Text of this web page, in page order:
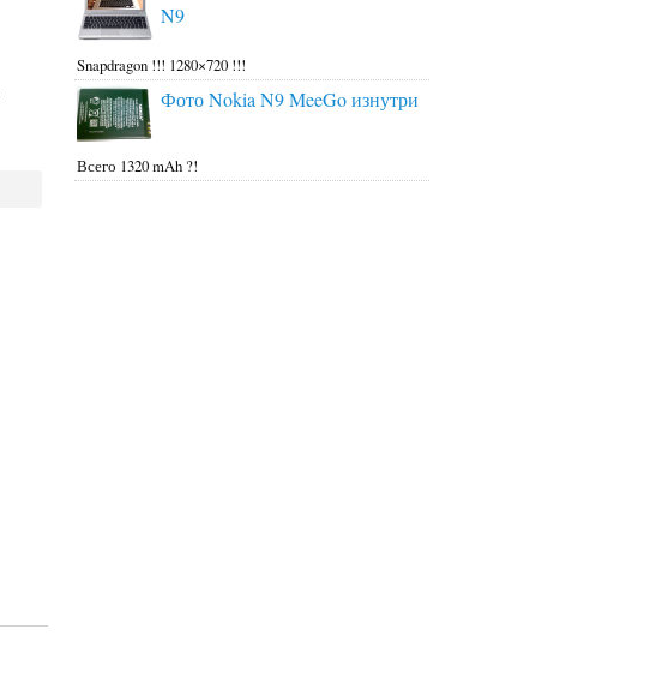
N9
Snapdragon !!! 1280×720 !!!
Фото Nokia N9 MeeGo изнутри
Всего 1320 mAh ?!